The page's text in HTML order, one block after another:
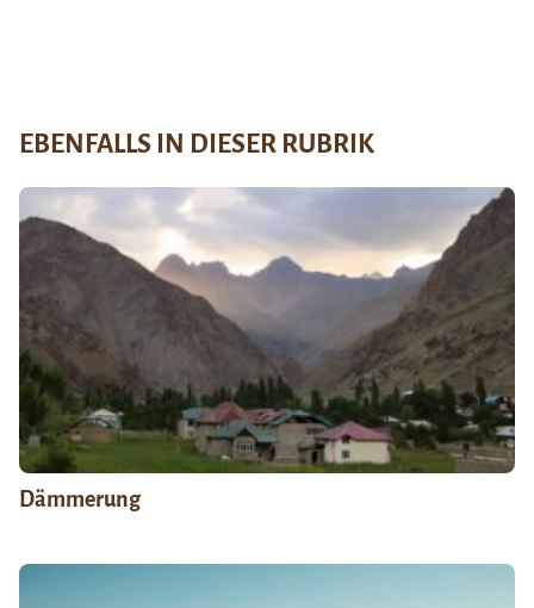
EBENFALLS IN DIESER RUBRIK
Dämmerung